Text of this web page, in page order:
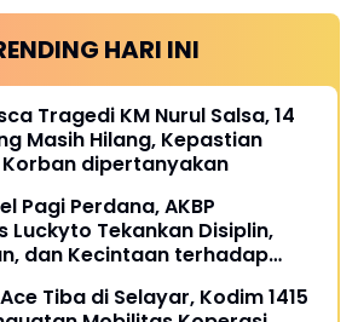
HARI INI
Tragedi KM Nurul Salsa, 14
Masih Hilang, Kepastian
dipertanyakan
Pagi Perdana, AKBP
Luckyto Tekankan Disiplin,
dan Kecintaan terhadap
Tiba di Selayar, Kodim 1415